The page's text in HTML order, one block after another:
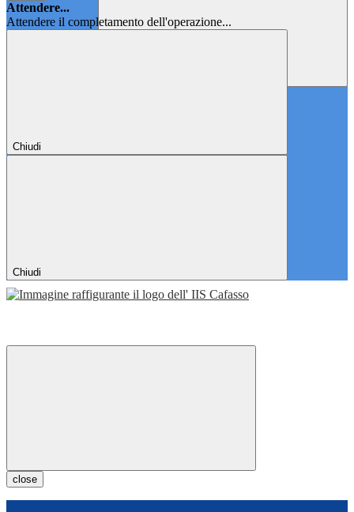
Attendere...
Attendere il completamento dell'operazione...
Chiudi
Chiudi
close